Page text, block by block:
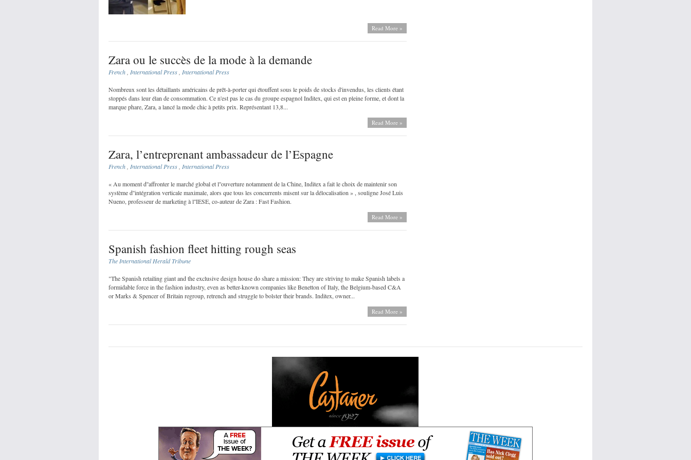
Read More »
Zara ou le succès de la mode à la demande
French International Press International Press
Nombreux sont les détaillants américains de prêt-à-porter qui étouffent sous le poids de stocks d'invendus, les clients étant
stoppés dans leur élan de consommation. Ce n'est pas le cas du groupe espagnol Inditex, qui est en pleine forme, et dont la
marque phare, Zara, a lancé la mode chic à petits prix. Représentant 13,8...
Read More »
Zara, l’entreprenant ambassadeur de l’Espagne
French International Press International Press
« Au moment d''affronter le marché global et l''ouverture notamment de la Chine, Inditex a fait le choix de maintenir son
système d''intégration verticale maximale, alors que tous les concur­rents misent sur la délocalisation » , souligne José Luis
Nueno, professeur de marketing à l''IESE, co-auteur de Zara : Fast Fashion.
Read More »
Spanish fashion fleet hitting rough seas
The International Herald Tribune
"The Spanish retailing giant and the exclusive design house do share a mission: They are striving to make Spanish labels a
formidable force in the fashion industry, even as better-known companies like Benetton of Italy, the Belgium-based C&A
or Marks & Spencer of Britain regroup, retrench and struggle to bolster their brands. Inditex, owner...
Read More »